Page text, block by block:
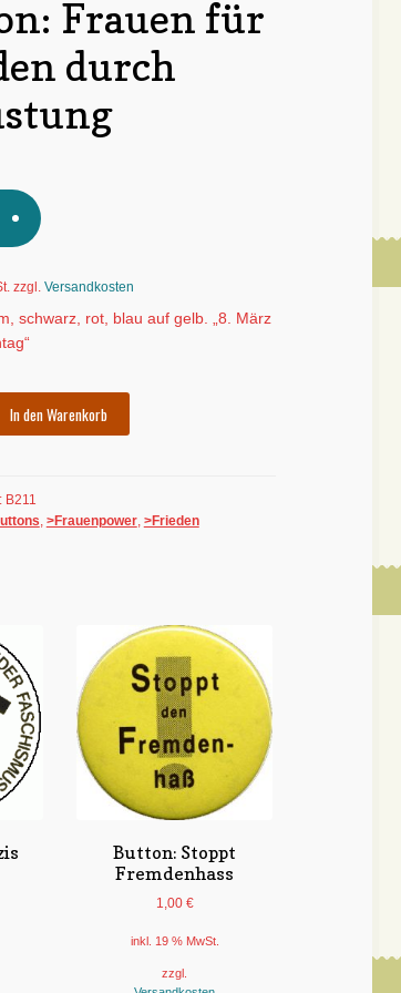
Frauen für
durch
zzgl. Versandkosten
schwarz, rot, blau auf gelb. „8. März
In den Warenkorb
B211
, >Frauenpower, >Frieden
Button: Stoppt
Fremdenhass
1,00 €
inkl. 19 % MwSt.
zzgl.